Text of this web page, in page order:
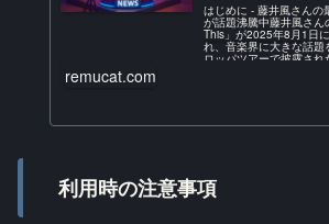
はじめに - 藤井風さんの
が話題沸騰中藤井風さ
This」が2025年8月1日
れ、音楽界に大きな話
ロッパツアーで披露され
remucat.com
利用時の注意事項